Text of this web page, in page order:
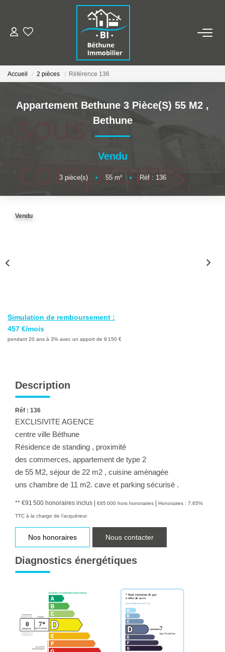
ALERTE MAILS
ESTIMER VOTRE BIEN
NOS AGENCES
Qui Sommes Nous
Nos Contacts
Ventes-Locations
Gestion Locative
ACCES COPRO
Accueil 2 pièces Référence 136
Appartement Bethune 3 Pièce(s) 55 M2 ,
Bethune
Vendu
3pièce(s) • 55m² • Réf : 136
Vendu
Simulation de remboursement :
457 €/mois
pendant 20 ans à 3% avec un apport de 9 150 €
Description
Réf : 136
EXCLISIVITE AGENCE
centre ville Béthune
Résidence de standing , proximité
des commerces, appartement de type 2
de 55 M2, séjour de 22 m2 , cuisine aménagée
uns chambre de 11 m2. cave et parking sécurisé .
** €91 500 honoraires inclus | €85 000 hors honoraires | Honoraires : 7.65%
TTC à la charge de l'acquéreur
Nos honoraires Nous contacter
Diagnostics énergétiques